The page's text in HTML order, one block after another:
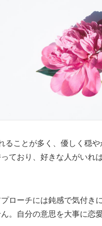
ることが多く、優しく穏
ており、好きな人がいれ
ローチには鈍感で気付
。自分の意思を大事に恋